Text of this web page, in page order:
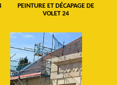
PEINTURE ET DÉCAPAGE DE
VOLET 24